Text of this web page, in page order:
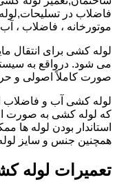
فاضلاب در
موتورخانه ، فاضلاب ،
لوله کشی برای انتقال
می شود. درواقع به
صورت کاملاً اصولی و
لوله کشی آب و فاضلاب
که لوله کشی به صورت
استاندار بودن لوله
همچنین جنس و سایز
تعمیرات لوله